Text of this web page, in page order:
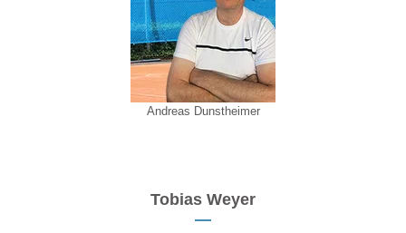
Andreas Dunstheimer
Tobias Weyer